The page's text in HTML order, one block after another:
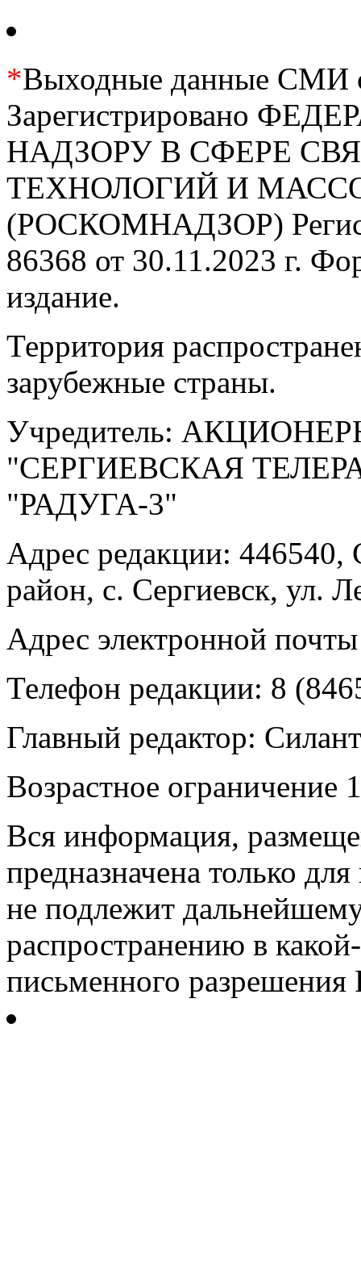
*Выходные данные СМИ
Зарегистрировано
НАДЗОРУ В СФЕРЕ
ТЕХНОЛОГИЙ И
(РОСКОМНАДЗОР)
86368 от 30.11.2023 г.
издание.
Территория
зарубежные страны.
Учредитель:
"СЕРГИЕВСКАЯ
"РАДУГА-3"
Адрес редакции: 446540,
район, с. Сергиевск, ул.
Адрес электронной
Телефон редакции: 8
Главный редактор:
Возрастное ограничение
Вся информация,
предназначена только
не подлежит
распространению в
письменного разрешения